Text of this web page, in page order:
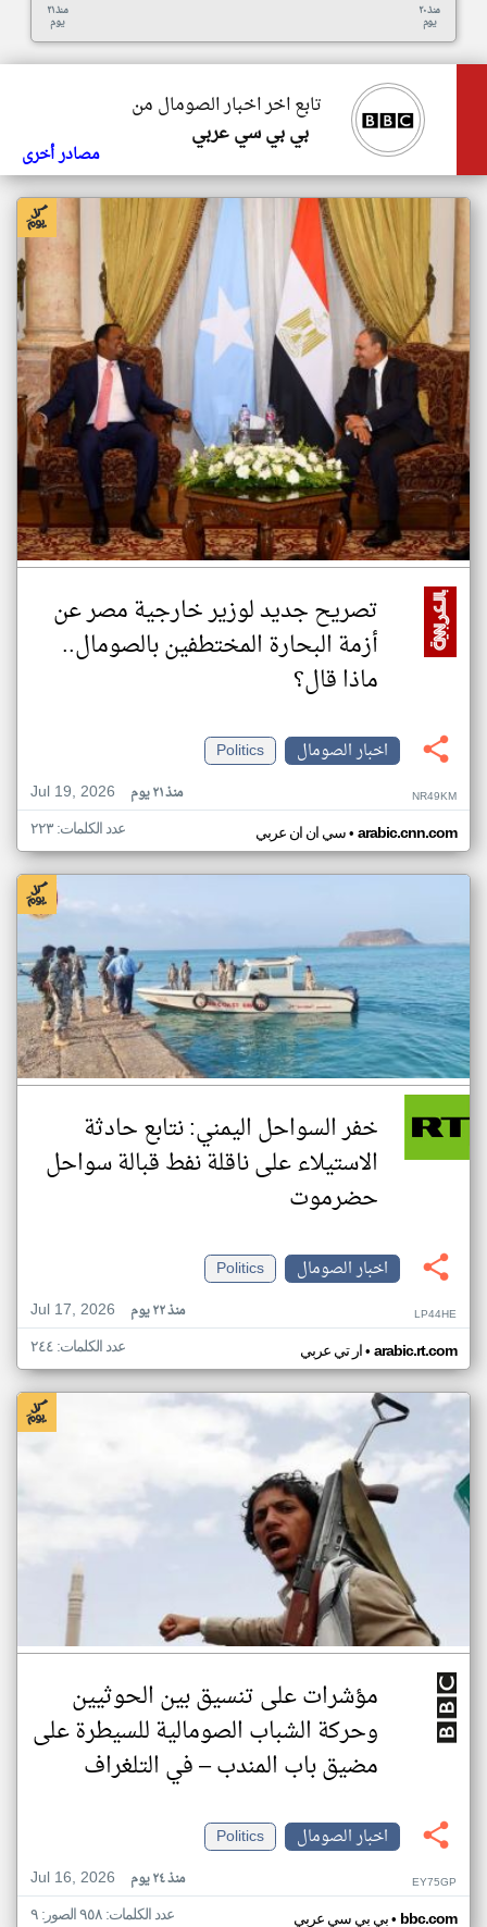
منذ ٢١
يوم
منذ ٢٠
يوم
تابع اخر اخبار الصومال من
بي بي سي عربي
مصادر أخرى
تصريح جديد لوزير خارجية مصر عن
أزمة البحارة المختطفين بالصومال..
ماذا قال؟
اخبار الصومال
Politics
Jul 19, 2026
منذ ٢١ يوم NR49KM
سي ان ان عربي• arabic.cnn.com عدد الكلمات: ٢٢٣
خفر السواحل اليمني: نتابع حادثة
الاستيلاء على ناقلة نفط قبالة سواحل
حضرموت
اخبار الصومال
Politics
Jul 17, 2026
منذ ٢٢ يوم LP44HE
ار تي عربي• arabic.rt.com عدد الكلمات: ٢٤٤
مؤشرات على تنسيق بين الحوثيين
وحركة الشباب الصومالية للسيطرة على
مضيق باب المندب – في التلغراف
اخبار الصومال
Politics
Jul 16, 2026
منذ ٢٤ يوم EY75GP
بي بي سي عربي• bbc.com عدد الكلمات: ٩٥٨ الصور: ٩